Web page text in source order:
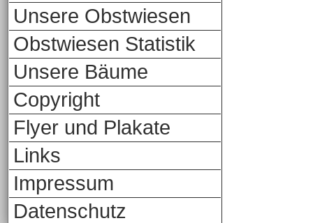
Unsere Obstwiesen
Obstwiesen Statistik
Unsere Bäume
Copyright
Flyer und Plakate
Links
Impressum
Datenschutz